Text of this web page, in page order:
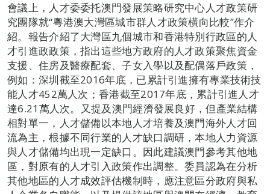
會議上，人才委委托澳門發展策略研究中心人才政策研
究團隊就“粵港澳大灣區城市群人才政策橫向比較”作介
紹。報告介紹了大灣區九個城市和香港特別行政區的人
才引進政政策，指出這些地方政府的人才政策聚焦資金
支援、住房及醫療配套、子女入學以及配偶落戶政策，
例如：深圳截至2016年底，已累計引進擁有專業技術技
能人才452萬人次；香港截至2017年底，累計引進人才
達6.21萬人次。又提及澳門經濟發展良好，但產業結構
相對單一，人才儲備以本地人才培養及澳門海外人才回
流為主，根據不同行業的人才缺口調研，本地人力資源
與人才儲備均出現一定缺口。因此建議澳門參考其他地
區，對原有的人才引入政策作出調整。委員認為在分析
其他地區的人才成效評估機制時，應注意區分政府與私